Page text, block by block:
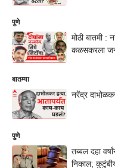
पुणे
मोठी बातमी
कळसकरला
बातम्या
नरेंद्र
पुणे
तब्बल दहा वर्षांनंतर
निकाल;